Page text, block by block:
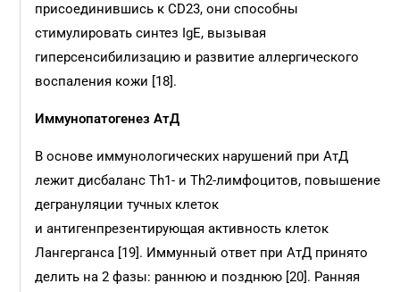
присоединившись к CD23, они способны
стимулировать синтез IgE, вызывая
гиперсенсибилизацию и развитие аллергического
воспаления кожи [18].
Иммунопатогенез АтД
В основе иммунологических нарушений при АтД
лежит дисбаланс Th1- и Th2-лимфоцитов, повышение
дегрануляции тучных клеток
и антигенпрезентирующая активность клеток
Лангерганса [19]. Иммунный ответ при АтД принято
делить на 2 фазы: раннюю и позднюю [20]. Ранняя